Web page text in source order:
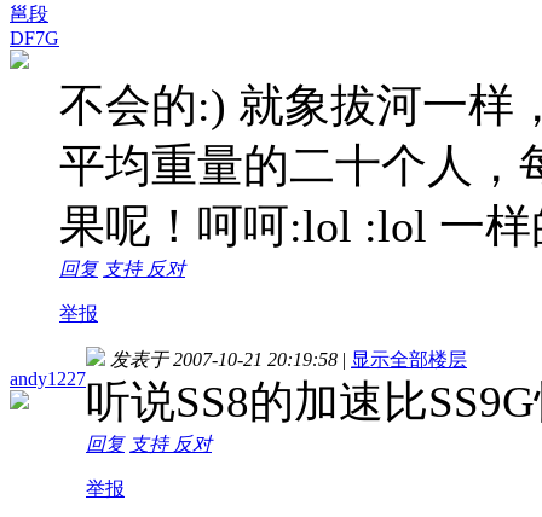
邕段
DF7G
不会的:) 就象拔河一样
平均重量的二十个人，
果呢！呵呵:lol :lol 一
回复 支持 反对
举报
andy1227
发表于 2007-10-21 20:19:58 | 显示全部楼层
听说SS8的加速比
回复 支持 反对
举报